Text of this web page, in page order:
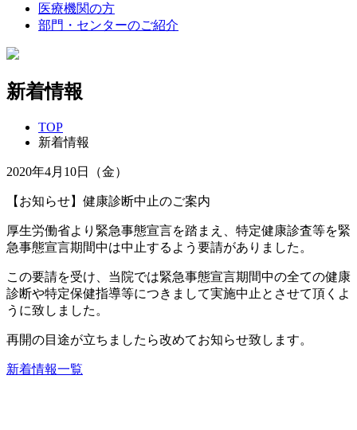
医療機関の方
部門・センターのご紹介
新着情報
TOP
新着情報
2020年4月10日（金）
【お知らせ】健康診断中止のご案内
厚生労働省より緊急事態宣言を踏まえ、特定健康診査等を緊
急事態宣言期間中は中止するよう要請がありました。
この要請を受け、当院では緊急事態宣言期間中の全ての健康
診断や特定保健指導等につきまして実施中止とさせて頂くよ
うに致しました。
再開の目途が立ちましたら改めてお知らせ致します。
新着情報一覧